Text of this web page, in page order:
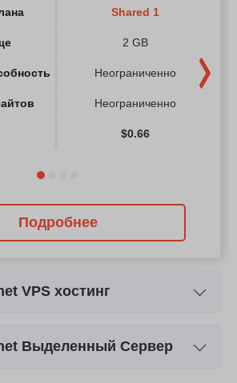
Shared 1
2 GB
Неограниченно
Неограниченно
$0.66
Подробнее
VPS хостинг
30 GB
Выделенный Сервер